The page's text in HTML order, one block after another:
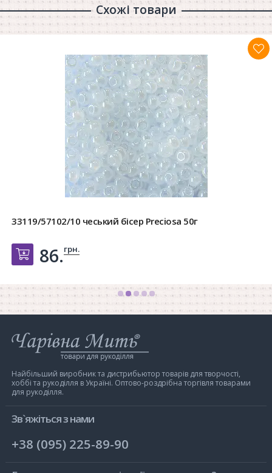
Схожі товари
33119/57102/10 чеський бісер Preciosa 50г
Добавить в корзину
86.грн.
Інтернет-
магазин
Мить
Найбільший виробник та дистрибьютор товарів для творчості,
хоббі та рукоділля в Україні. Оптово-роздрібна торгівля товарами
для рукоділля.
Зв`яжіться з нами
+38 (095) 225-89-90